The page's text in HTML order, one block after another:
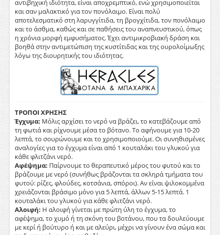
αντιβηχική ιδιότητα, είναι αποχρεμπτικό, ενώ χρησιμοποιείται
και σαν μαλακτικό για τον πονόλαιμο. Είναι πολύ
αποτελεσματικό στη λαρυγγίτιδα, τη βρογχίτιδα, τον πονόλαιμο
και το άσθμα, καθώς και σε παθήσεις του αναπνευστικού, όπως
η χρόνια μορφή εμφυσήματος. Έχει αντιμικροβιακή δράση και
βοηθά στην αντιμετώπιση της κυστίτιδας και της ουρολοίμωξης
λόγω της διουρητικής του ιδιότητας.
ΤΡΟΠΟΙ ΧΡΗΣΗΣ
Έγχυμα: Μόλις αρχίσει το νερό να βράζει, το κατεβάζουμε από
τη φωτιά και ρίχνουμε μέσα το βότανο. Το αφήνουμε για 10-20
λεπτά, το σουρώνουμε και το χρησιμοποιούμε. Οι συνηθισμένες
αναλογίες για το έγχυμα είναι από 1 κουταλάκι του γλυκού για
κάθε φλιτζάνι νερό.
Αφέψημα: Παίρνουμε το θεραπευτικό μέρος του φυτού και το
βράζουμε με νερό (συνήθως βράζονται τα σκληρά τμήματα του
φυτού: ρίζες, φλούδες, κοτσάνια, σπόροι). Αν είναι ψιλοκομμένα
χρειάζονται βράσιμο μόνο για 5 λεπτά, άλλων 5-15 λεπτά. 1
κουταλάκι του γλυκού για κάθε φλιτζάνι νερό.
Αλοιφή: Η αλοιφή γίνεται με πρώτη ύλη το έγχυμα, το
αφέψημα, το χυμό ή τη σκόνη του βοτάνου, που τα δουλεύουμε
με κερί ή βούτυρο ή και με αλεύρι, μέχρι να γίνουν ένα σώμα και